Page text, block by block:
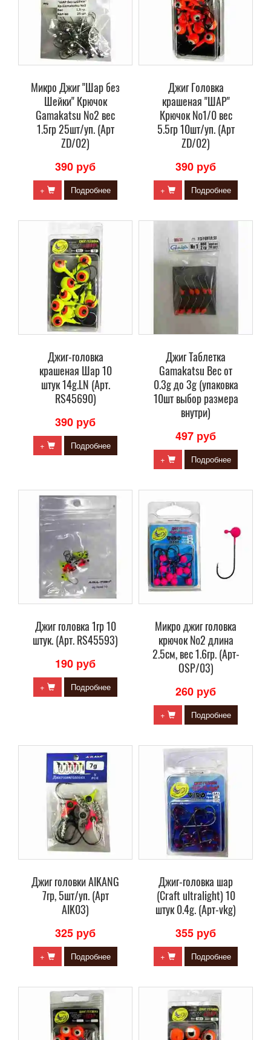
Микро Джиг "Шар без
Шейки" Крючок
Gamakatsu №2 вес
1.5гр 25шт/уп. (Арт
ZD/02)
390 руб
+ Подробнее
Джиг Головка
крашеная "ШАР"
Крючок №1/0 вес
5.5гр 10шт/уп. (Арт
ZD/02)
390 руб
+ Подробнее
Джиг-головка
крашеная Шар 10
штук 14g.LN (Арт.
RS45690)
390 руб
+ Подробнее
Джиг Таблетка
Gamakatsu Вес от
0.3g до 3g (упаковка
10шт выбор размера
внутри)
497 руб
+ Подробнее
Джиг головка 1гр 10
штук. (Арт. RS45593)
190 руб
+ Подробнее
Микро джиг головка
крючок №2 длина
2.5см, вес 1.6гр. (Арт-
OSP/03)
260 руб
+ Подробнее
Джиг головки AIKANG
7гр, 5шт/уп. (Арт
AIK03)
325 руб
+ Подробнее
Джиг-головка шар
(Craft ultralight) 10
штук 0.4g. (Арт-vkg)
355 руб
+ Подробнее